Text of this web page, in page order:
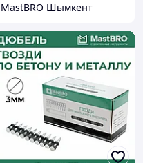
MastBRO Шымкент